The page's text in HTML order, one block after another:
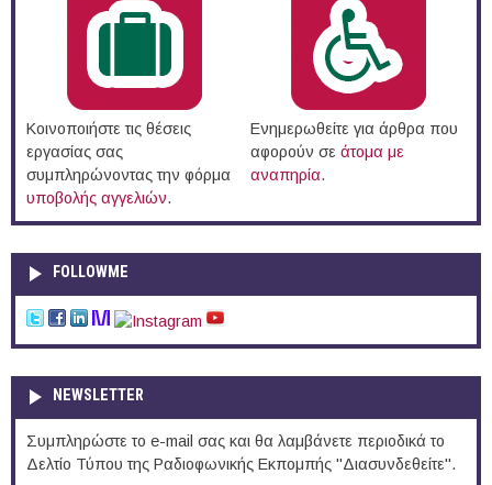
Κοινοποιήστε τις θέσεις
εργασίας σας
συμπληρώνοντας την φόρμα
υποβολής αγγελιών.
Ενημερωθείτε για άρθρα που
αφορούν σε άτομα με
αναπηρία.
FOLLOWME
NEWSLETTER
Συμπληρώστε το e-mail σας και θα λαμβάνετε περιοδικά το
Δελτίο Τύπου της Ραδιοφωνικής Εκπομπής "Διασυνδεθείτε".